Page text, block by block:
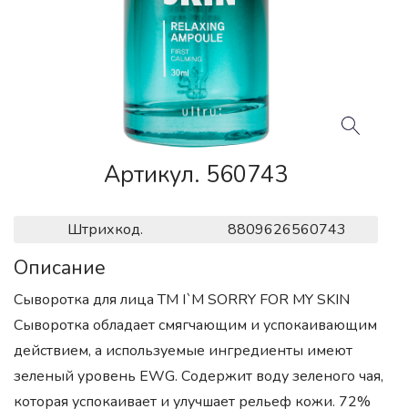
Артикул. 560743
Штрихкод. 8809626560743
Описание
Сыворотка для лица ТМ I`M SORRY FOR MY SKIN
Сыворотка обладает смягчающим и успокаивающим
действием, а используемые ингредиенты имеют
зеленый уровень EWG. Содержит воду зеленого чая,
которая успокаивает и улучшает рельеф кожи. 72%